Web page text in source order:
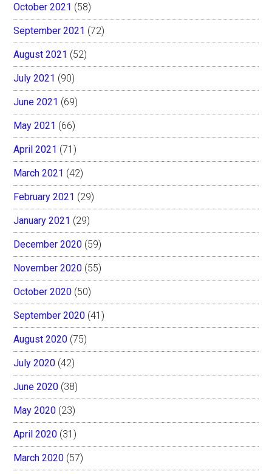
October 2021 (58)
September 2021 (72)
August 2021 (52)
July 2021 (90)
June 2021 (69)
May 2021 (66)
April 2021 (71)
March 2021 (42)
February 2021 (29)
January 2021 (29)
December 2020 (59)
November 2020 (55)
October 2020 (50)
September 2020 (41)
August 2020 (75)
July 2020 (42)
June 2020 (38)
May 2020 (23)
April 2020 (31)
March 2020 (57)